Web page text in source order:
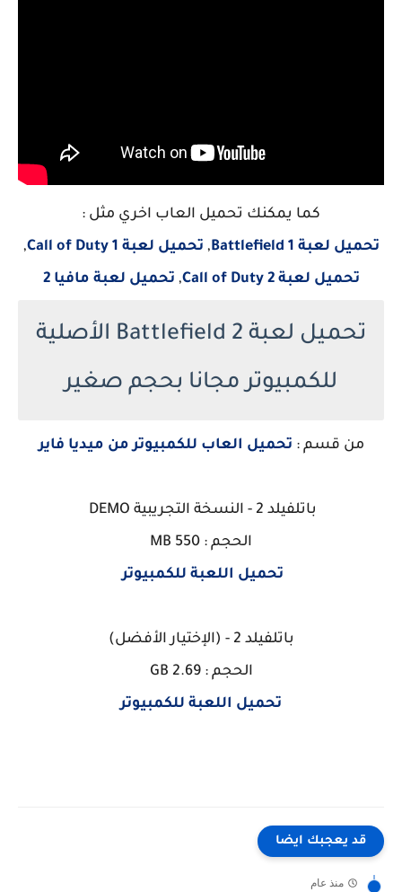
كما يمكنك تحميل العاب اخري مثل :
تحميل لعبة Battlefield 1
, تحميل لعبة Call of Duty 1
,
تحميل لعبة Call of Duty 2
, تحميل لعبة مافيا 2
تحميل لعبة Battlefield 2 الأصلية
للكمبيوتر مجانا بحجم صغير
من قسم : تحميل العاب للكمبيوتر من ميديا فاير
باتلفيلد 2 - النسخة التجريبية DEMO
الحجم : 550 MB
تحميل اللعبة للكمبيوتر
باتلفيلد 2 - (الإختيار الأفضل)
الحجم : 2.69 GB
تحميل اللعبة للكمبيوتر
قد يعجبك ايضا
منذ عام